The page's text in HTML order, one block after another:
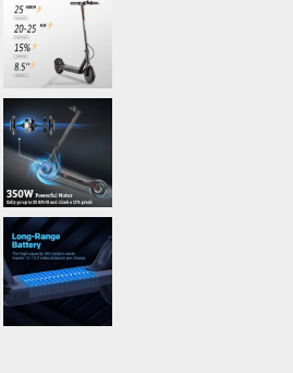
electrónico y web en este
vez que comente.